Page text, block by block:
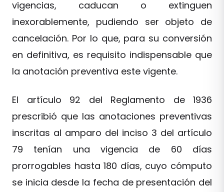
vigencias, caducan o extinguen
inexorablemente, pudiendo ser objeto de
cancelación. Por lo que, para su conversión
en definitiva, es requisito indispensable que
la anotación preventiva este vigente.
El artículo 92 del Reglamento de 1936
prescribió que las anotaciones preventivas
inscritas al amparo del inciso 3 del artículo
79 tenían una vigencia de 60 días
prorrogables hasta 180 días, cuyo cómputo
se inicia desde la fecha de presentación del